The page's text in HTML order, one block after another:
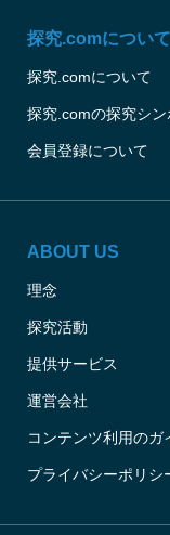
探究.comについて
探究.comについて
探究.comの探究シ
会員登録について
ABOUT US
理念
探究活動
提供サービス
運営会社
コンテンツ利用のガ
プライバシーポリシ